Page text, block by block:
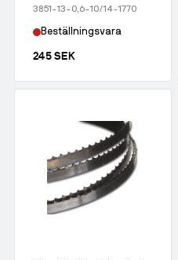
3851-13-0,6-10/14-1770
Beställningsvara
245 SEK